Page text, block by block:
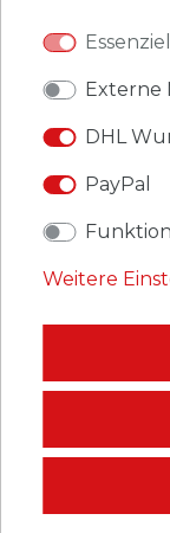
Essenziell
Externe
DHL
PayPal
Weitere